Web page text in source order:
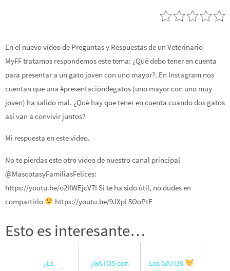
En el nuevo vídeo de Preguntas y Respuestas de un Veterinario –
MyFF tratamos respondemos este tema: ¿Qué debo tener en cuenta
para presentar a un gato joven con uno mayor?. En Instagram nos
cuentan que una #presentacióndegatos (uno mayor con uno muy
joven) ha salido mal. ¿Qué hay que tener en cuenta cuando dos gatos
así van a convivir juntos?
Mi respuesta en este vídeo.
No te pierdas este otro vídeo de nuestro canal principal
@MascotasyFamiliasFelices:
https://youtu.be/o2IIWEjcV7I Si te ha sido útil, no dudes en
compartirlo
https://youtu.be/9JXpL5OoPtE
Esto es interesante…
¿Es
¿GATOS con
Los GATOS